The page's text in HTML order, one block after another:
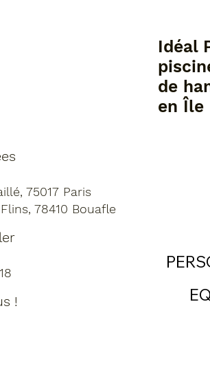
Idéal
de
en Île
75017 Paris
78410 Bouafle
!